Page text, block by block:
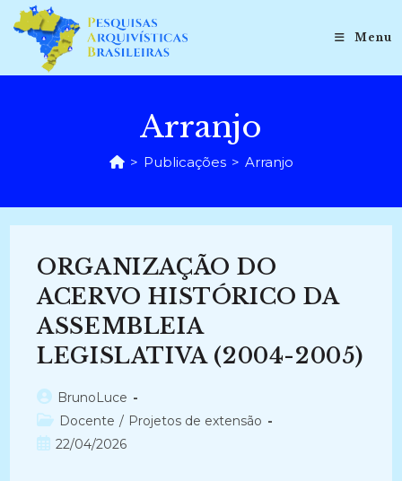
para
conteúdo
Menu
Arranjo
> Publicações > Arranjo
ORGANIZAÇÃO DO
ACERVO HISTÓRICO DA
ASSEMBLEIA
LEGISLATIVA (2004-2005)
Autor
do
post:
BrunoLuce
Categoria
do
Docente / Projetos de extensão
Post22/04/2026